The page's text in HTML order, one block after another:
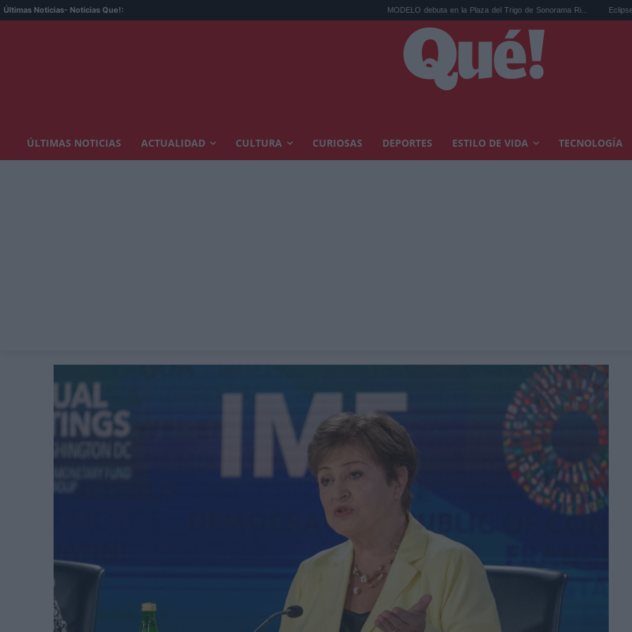
Últimas Noticias- Noticias Que!: MODELO debuta en la Plaza del Trigo de Sonorama Ri... Eclipse solar en
ÚLTIMAS NOTICIAS ACTUALIDAD CULTURA CURIOSAS DEPORTES ESTILO DE VIDA TECNOLOGÍA